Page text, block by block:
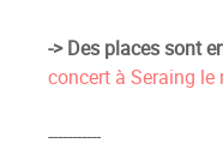
-> Des places sont
concert à Seraing le
-----------